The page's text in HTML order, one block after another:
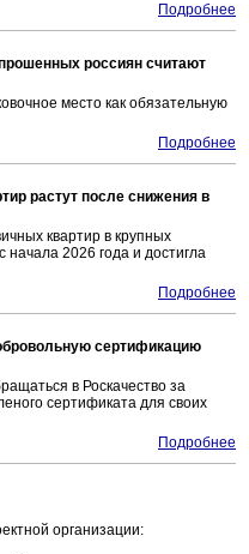
Подробнее
россиян считают
место как обязательную
Подробнее
растут после снижения в
квартир в крупных
начала 2026 года и достигла
Подробнее
сертификацию
в Роскачество за
сертификата для своих
Подробнее
организации: